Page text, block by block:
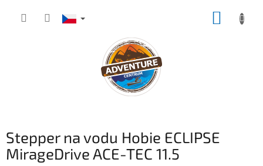
Stepper na vodu Hobie ECLIPSE
MirageDrive ACE-TEC 11.5